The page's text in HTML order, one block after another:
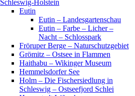
Schleswig-Holstein
Eutin
Eutin – Landesgartenschau
Eutin – Farbe – Licher –
Nacht – Schlosspark
Fröruper Berge – Naturschutzgebiet
Grömitz – Ostsee in Flammen
Haithabu – Wikinger Museum
Hemmelsdorfer See
Holm – Die Fischersiedlung in
Schleswig – Ostseefjord Schlei